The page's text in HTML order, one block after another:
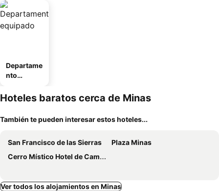
Departame
nto
Hoteles baratos cerca de Minas
También te pueden interesar estos hoteles...
San Francisco de las Sierras
Plaza Minas
Cerro Místico Hotel de Campo
Ver todos los alojamientos en Minas